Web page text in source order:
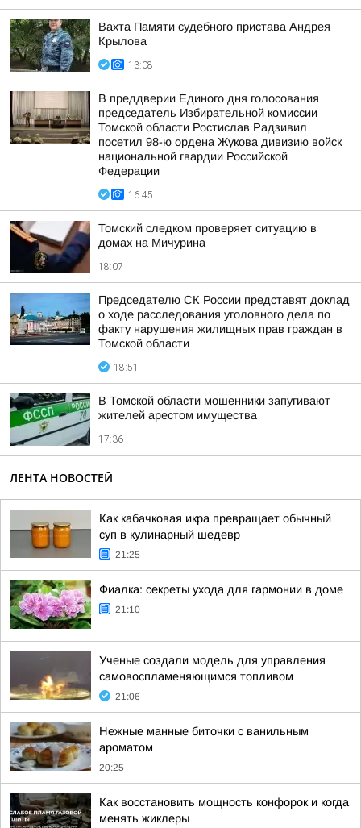
Вахта Памяти судебного пристава Андрея
Крылова
13:08
В преддверии Единого дня голосования
председатель Избирательной комиссии
Томской области Ростислав Радзивил
посетил 98-ю ордена Жукова дивизию войск
национальной гвардии Российской
Федерации
16:45
Томский следком проверяет ситуацию в
домах на Мичурина
18:07
Председателю СК России представят доклад
о ходе расследования уголовного дела по
факту нарушения жилищных прав граждан в
Томской области
18:51
В Томской области мошенники запугивают
жителей арестом имущества
17:36
ЛЕНТА НОВОСТЕЙ
Как кабачковая икра превращает обычный
суп в кулинарный шедевр
21:25
Фиалка: секреты ухода для гармонии в доме
21:10
Ученые создали модель для управления
самовоспламеняющимся топливом
21:06
Нежные манные биточки с ванильным
ароматом
20:25
Как восстановить мощность конфорок и когда
менять жиклеры